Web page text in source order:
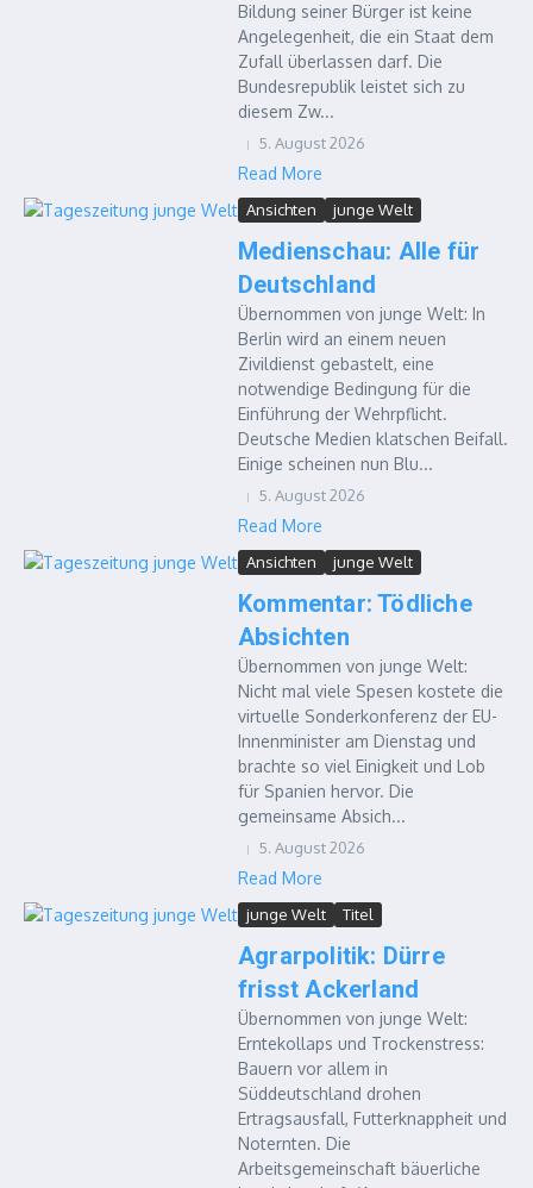
Bildung seiner Bürger ist keine
Angelegenheit, die ein Staat dem
Zufall überlassen darf. Die
Bundesrepublik leistet sich zu
diesem Zw...
5. August 2026
Read More
Ansichten junge Welt
Medienschau: Alle für
Deutschland
Übernommen von junge Welt: In
Berlin wird an einem neuen
Zivildienst gebastelt, eine
notwendige Bedingung für die
Einführung der Wehrpflicht.
Deutsche Medien klatschen Beifall.
Einige scheinen nun Blu...
5. August 2026
Read More
Ansichten junge Welt
Kommentar: Tödliche
Absichten
Übernommen von junge Welt:
Nicht mal viele Spesen kostete die
virtuelle Sonderkonferenz der EU-
Innenminister am Dienstag und
brachte so viel Einigkeit und Lob
für Spanien hervor. Die
gemeinsame Absich...
5. August 2026
Read More
junge Welt Titel
Agrarpolitik: Dürre
frisst Ackerland
Übernommen von junge Welt:
Erntekollaps und Trockenstress:
Bauern vor allem in
Süddeutschland drohen
Ertragsausfall, Futterknappheit und
Noternten. Die
Arbeitsgemeinschaft bäuerliche